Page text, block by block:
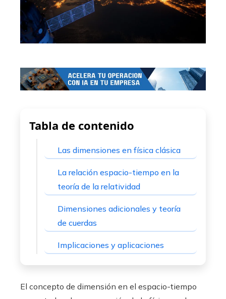
Tabla de contenido
Las dimensiones en física clásica
La relación espacio-tiempo en la
teoría de la relatividad
Dimensiones adicionales y teoría
de cuerdas
Implicaciones y aplicaciones
El concepto de dimensión en el espacio-tiempo